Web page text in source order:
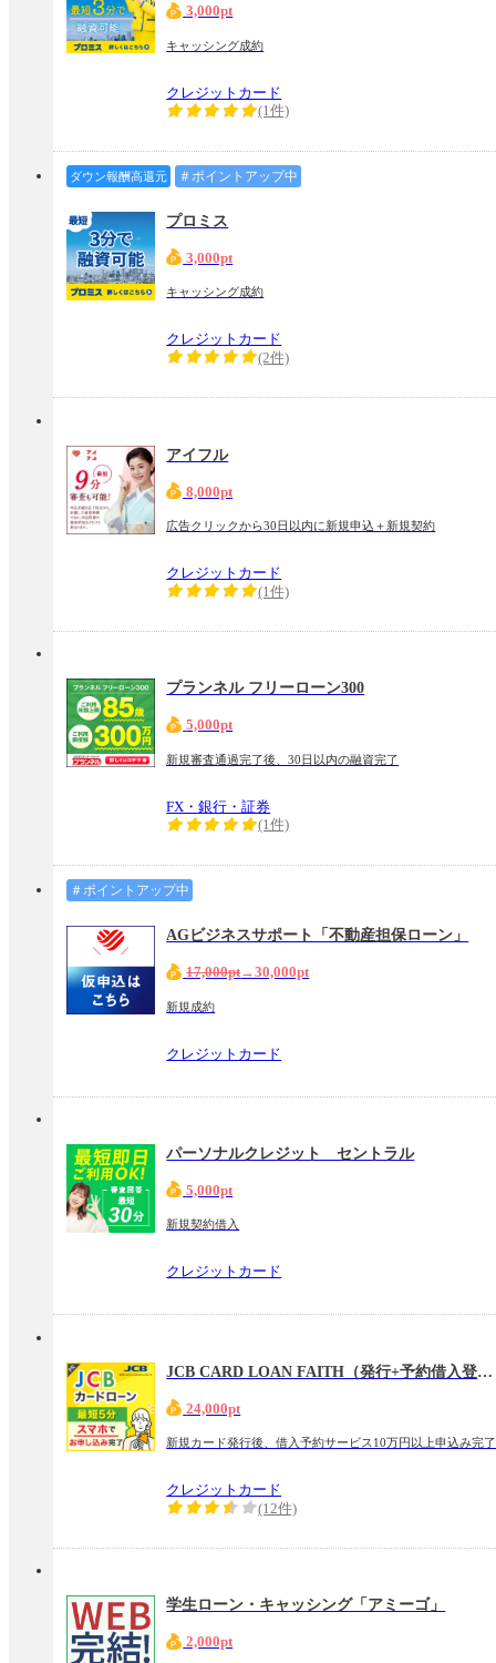
3,000pt
キャッシング成約
クレジットカード
(1件)
ダウン報酬高還元 ＃ポイントアップ中
プロミス
3,000pt
キャッシング成約
クレジットカード
(2件)
アイフル
8,000pt
広告クリックから30日以内に新規申込＋新規契約
クレジットカード
(1件)
プランネル フリーローン300
5,000pt
新規審査通過完了後、30日以内の融資完了
FX・銀行・証券
(1件)
＃ポイントアップ中
AGビジネスサポート「不動産担保ローン」
17,000pt→30,000pt
新規成約
クレジットカード
パーソナルクレジット セントラル
5,000pt
新規契約借入
クレジットカード
JCB CARD LOAN FAITH（発行+予約借入登録）
24,000pt
新規カード発行後、借入予約サービス10万円以上申込み完了
クレジットカード
(12件)
学生ローン・キャッシング「アミーゴ」
2,000pt